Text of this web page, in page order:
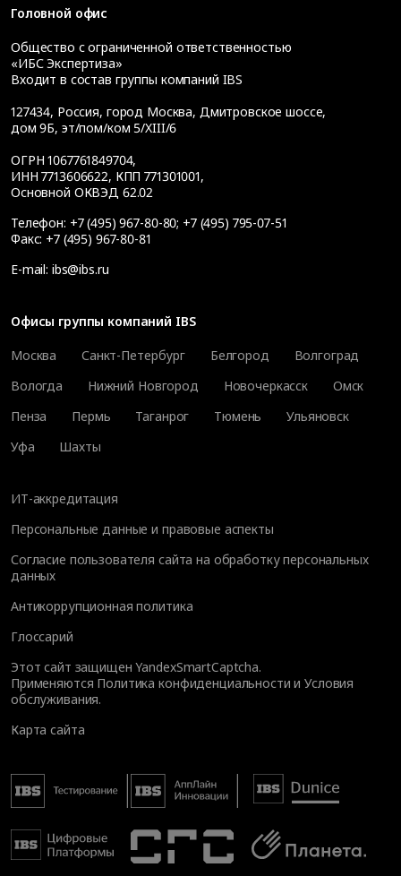
Головной офис
Общество с ограниченной ответственностью
«ИБС Экспертиза»
Входит в состав группы компаний IBS
127434, Россия, город Москва, Дмитровское шоссе,
дом 9Б, эт/пом/ком 5/XIII/6
ОГРН 1067761849704,
ИНН 7713606622, КПП 771301001,
Основной ОКВЭД 62.02
Телефон: +7 (495) 967-80-80; +7 (495) 795-07-51
Факс: +7 (495) 967-80-81
E-mail: ibs@ibs.ru
Офисы группы компаний IBS
Москва
Санкт-Петербург Белгород
Волгоград
Вологда
Нижний Новгород Новочеркасск
Омск
Пенза
Пермь Таганрог Тюмень
Ульяновск
Уфа
Шахты
ИТ-аккредитация
Персональные данные и правовые аспекты
Согласие пользователя сайта на обработку персональных
данных
Антикоррупционная политика
Глоссарий
Этот сайт защищен YandexSmartCaptcha.
Применяются Политика конфиденциальности иУсловия
обслуживания.
Карта сайта